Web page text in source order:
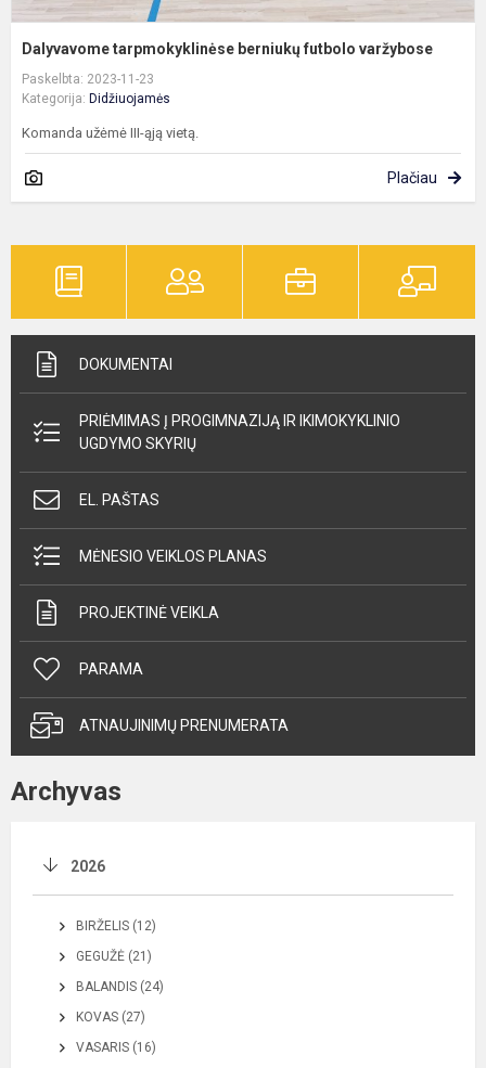
Dalyvavome tarpmokyklinėse berniukų futbolo varžybose
Paskelbta: 2023-11-23
Kategorija: Didžiuojamės
Komanda užėmė III-ąją vietą.
Plačiau
DOKUMENTAI
PRIĖMIMAS Į PROGIMNAZIJĄ IR IKIMOKYKLINIO
UGDYMO SKYRIŲ
EL. PAŠTAS
MĖNESIO VEIKLOS PLANAS
PROJEKTINĖ VEIKLA
PARAMA
ATNAUJINIMŲ PRENUMERATA
Archyvas
2026
BIRŽELIS (12)
GEGUŽĖ (21)
BALANDIS (24)
KOVAS (27)
VASARIS (16)